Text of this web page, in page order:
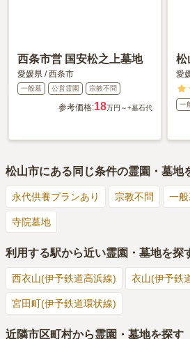
西条市営 国安松之上墓地
愛媛県 /西条市
一般墓 公営霊園 宗教不問
参考価格:18万円～+墓石代
松
愛
一
松山市にある同じ条件の霊園・墓地
永代供養プランあり 宗教不問 一
寺院墓地
利用する駅から近い霊園・墓地を探
西衣山(伊予鉄道高浜線) 衣山(伊予鉄
宮田町(伊予鉄道環状線)
近隣市区町村から霊園・墓地を探す